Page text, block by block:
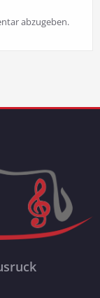
abzugeben.